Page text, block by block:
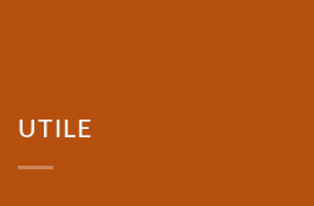
UTILE